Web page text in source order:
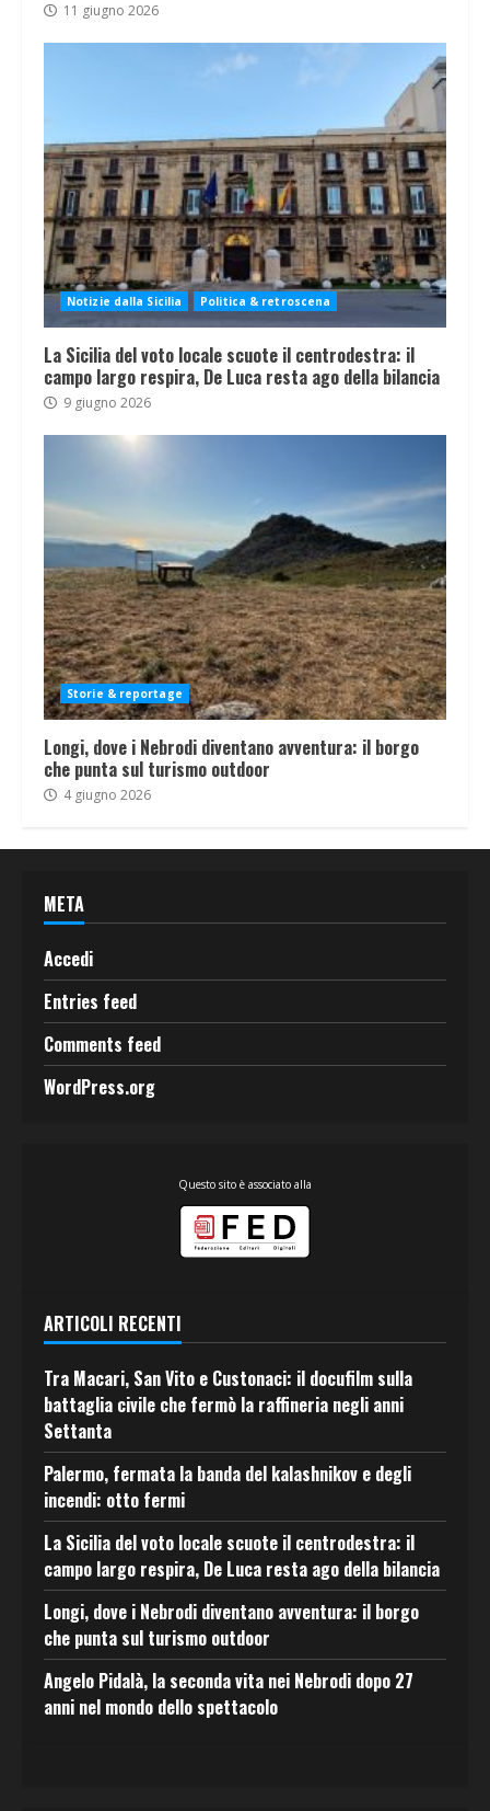
11 giugno 2026
Notizie dalla Sicilia Politica & retroscena
La Sicilia del voto locale scuote il centrodestra: il
campo largo respira, De Luca resta ago della bilancia
9 giugno 2026
Storie & reportage
Longi, dove i Nebrodi diventano avventura: il borgo
che punta sul turismo outdoor
4 giugno 2026
META
Accedi
Entries feed
Comments feed
WordPress.org
Questo sito è associato alla
ARTICOLI RECENTI
Tra Macari, San Vito e Custonaci: il docufilm sulla
battaglia civile che fermò la raffineria negli anni
Settanta
Palermo, fermata la banda del kalashnikov e degli
incendi: otto fermi
La Sicilia del voto locale scuote il centrodestra: il
campo largo respira, De Luca resta ago della bilancia
Longi, dove i Nebrodi diventano avventura: il borgo
che punta sul turismo outdoor
Angelo Pidalà, la seconda vita nei Nebrodi dopo 27
anni nel mondo dello spettacolo